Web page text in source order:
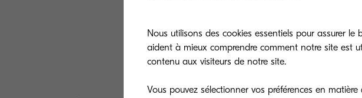
d’organisations se tournant vers
augmente les capacités
Nous utilisons des cookies essentiels pour assurer
aident à mieux comprendre comment notre site est
contenu aux visiteurs de notre site.
Vous pouvez sélectionner vos préférences en